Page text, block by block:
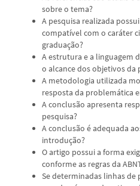
sobre o tema?
A pesquisa realizada
compatível com o caráter
graduação?
A estrutura e a linguagem
o alcance dos objetivos da
A metodologia utilizada
resposta da problemática
A conclusão apresenta
pesquisa?
A conclusão é adequada
introdução?
O artigo possui a forma
conforme as regras da
Se determinadas linhas de